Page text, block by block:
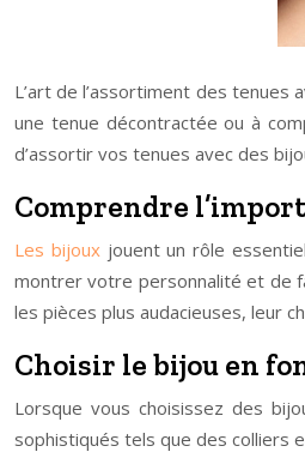
L’art de l’assortiment des
une tenue décontractée ou à
d’assortir vos tenues avec des
Comprendre
Les bijoux jouent un rôle
montrer votre personnalité et de
les pièces plus audacieuses, leur
Choisir le bijou en
Lorsque vous choisissez des
sophistiqués tels que des colliers